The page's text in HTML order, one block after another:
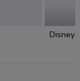
Disney